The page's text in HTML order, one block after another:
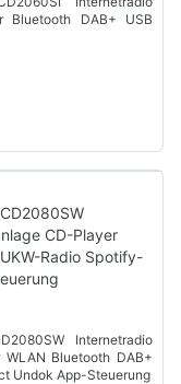
Bluetooth DAB+ USB
CD-Player
Radio Spotify-
Internetradio
Bluetooth DAB+
Undok App-Steuerung